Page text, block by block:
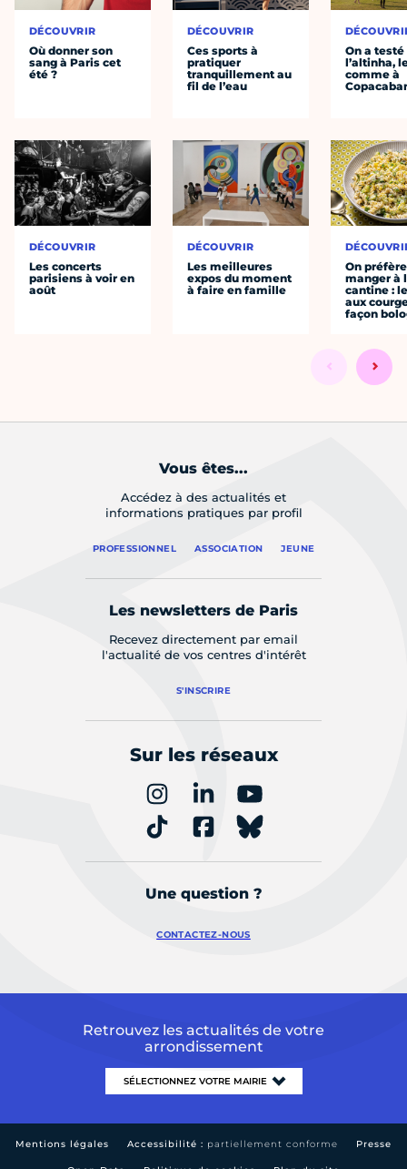
DÉCOUVRIR
Où donner son
sang à Paris cet
été ?
DÉCOUVRIR
Les concerts
parisiens à voir en
août
DÉCOUVRIR
Ces sports à
pratiquer
tranquillement au
fil de l’eau
DÉCOUVRIR
Les meilleures
expos du moment
à faire en famille
On a testé
l’altinha,
comme à
On préfère
manger à
cantine :
aux
façon
Vous êtes...
Accédez à des actualités et
informations pratiques par profil
PROFESSIONNEL ASSOCIATION JEUNE
Les newsletters de Paris
Recevez directement par email
l'actualité de vos centres d'intérêt
S'INSCRIRE
Sur les réseaux
Une question ?
CONTACTEZ-NOUS
Retrouvez les actualités de votre
arrondissement
Mentions légales Accessibilité : partiellement conforme Presse